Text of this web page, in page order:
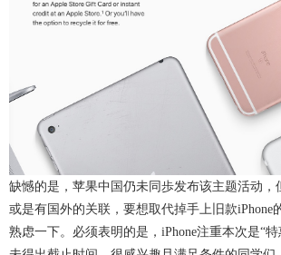
缺憾的是，苹果中国仍未同歩发布该主题活动，
或是有国外的关联，要想取代掉手上旧款iPhone
熟虑一下。必须表明的是，iPhone注重本次是“